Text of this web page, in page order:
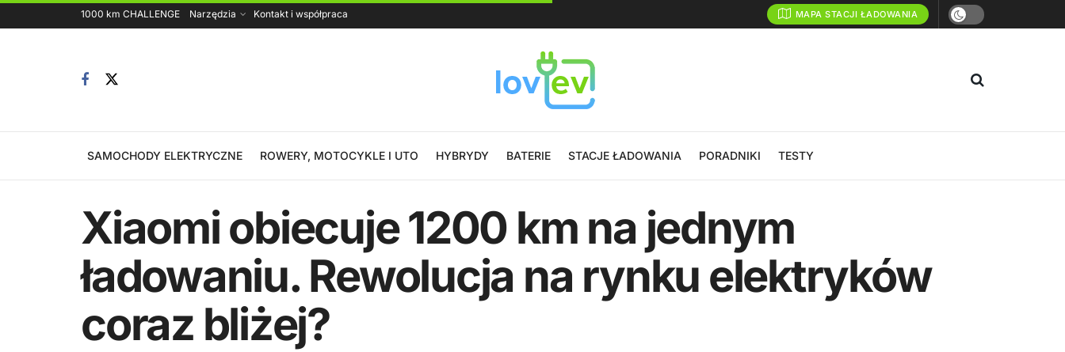
1000 km CHALLENGE Narzędzia Kontakt i współpraca MAPA STACJI ŁADOWANIA
SAMOCHODY ELEKTRYCZNE ROWERY, MOTOCYKLE I UTO HYBRYDY BATERIE STACJE ŁADOWANIA PORADNIKI TESTY
Xiaomi obiecuje 1200 km na jednym
ładowaniu. Rewolucja na rynku elektryków
coraz bliżej?